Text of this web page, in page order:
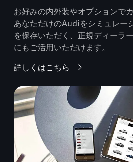
お好みの内外装やオプションで
あなただけのAudiをシミュレー
を保存いただく、正規ディーラ
にもご活用いただけます。
詳しくはこちら